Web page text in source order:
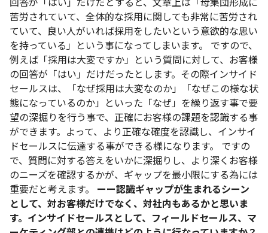
苦労されていて、全体的な採用に関しても非常に苦労され
ていて、良い人がいれば採用をしたいという意欲的な思い
を持っている」という事になってしまいます。
ですので、
例えば「採用は大変ですか」という質問に対して、お客様
の回答が「はい」だけだったとします。その際インサイド
セールスは、「なぜ採用は大変なのか」「なぜこの様な状
態になっているのか」といった「なぜ」を繰り返す事で要
望の深掘りを行う事で、正確にお客様の課題を認識する事
ができます。よって、より正確な確度を認識し、インサイ
ドセールスに伝達する事ができる様になります。
ですの
で、質問に対する答えをいかに深掘りし、より深くお客様
のニーズを確認するかが、ギャップを最小限にする為には
重要だと考えます。
ーー認識ギャップが生まれるシーン
として、対お客様だけでなく、対社内もあるかと思いま
す。インサイドセールスとして、フィールドセールス、マ